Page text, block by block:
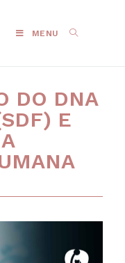
MENU
DO DNA
E